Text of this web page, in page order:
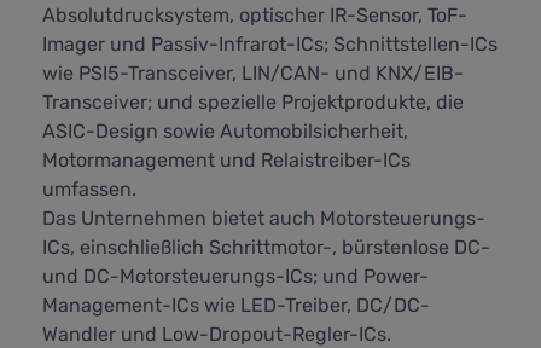
Absolutdrucksystem, optischer IR-Sensor, ToF-
Imager und Passiv-Infrarot-ICs; Schnittstellen-ICs
wie PSI5-Transceiver, LIN/CAN- und KNX/EIB-
Transceiver; und spezielle Projektprodukte, die
ASIC-Design sowie Automobilsicherheit,
Motormanagement und Relaistreiber-ICs
umfassen.
Das Unternehmen bietet auch Motorsteuerungs-
ICs, einschließlich Schrittmotor-, bürstenlose DC-
und DC-Motorsteuerungs-ICs; und Power-
Management-ICs wie LED-Treiber, DC/DC-
Wandler und Low-Dropout-Regler-ICs.